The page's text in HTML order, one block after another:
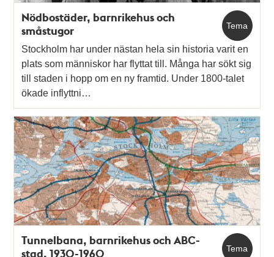
Tema
Nödbostäder, barnrikehus och
småstugor
Stockholm har under nästan hela sin historia varit en
plats som människor har flyttat till. Många har sökt sig
till staden i hopp om en ny framtid. Under 1800-talet
ökade inflyttni…
Tema
Tunnelbana, barnrikehus och ABC-
stad, 1930-1960